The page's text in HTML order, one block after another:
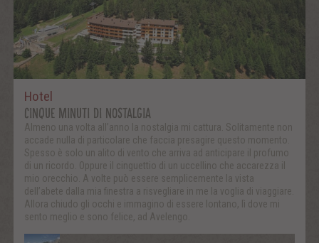
Hotel
CINQUE MINUTI DI NOSTALGIA
Almeno una volta all’anno la nostalgia mi cattura. Solitamente non
accade nulla di particolare che faccia presagire questo momento.
Spesso è solo un alito di vento che arriva ad anticipare il profumo
di un ricordo. Oppure il cinguettio di un uccellino che accarezza il
mio orecchio. A volte può essere semplicemente la vista
dell’abete dalla mia finestra a risvegliare in me la voglia di viaggiare.
Allora chiudo gli occhi e immagino di essere lontano, lì dove mi
sento meglio e sono felice, ad Avelengo.